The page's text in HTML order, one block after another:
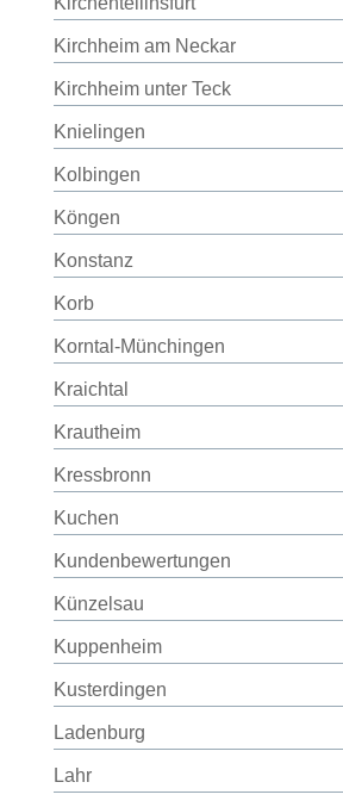
Kirchheim am Neckar
Kirchheim unter Teck
Knielingen
Kolbingen
Köngen
Konstanz
Korb
Korntal-Münchingen
Kraichtal
Krautheim
Kressbronn
Kuchen
Kundenbewertungen
Künzelsau
Kuppenheim
Kusterdingen
Ladenburg
Lahr